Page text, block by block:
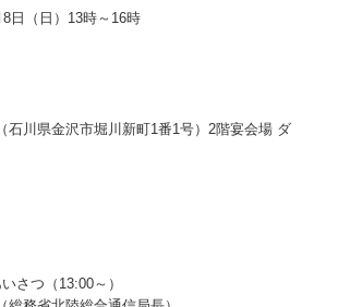
（日）13時～16時
川県金沢市堀川新町1番1号）2階宴会場 ダ
つ（13:00～）